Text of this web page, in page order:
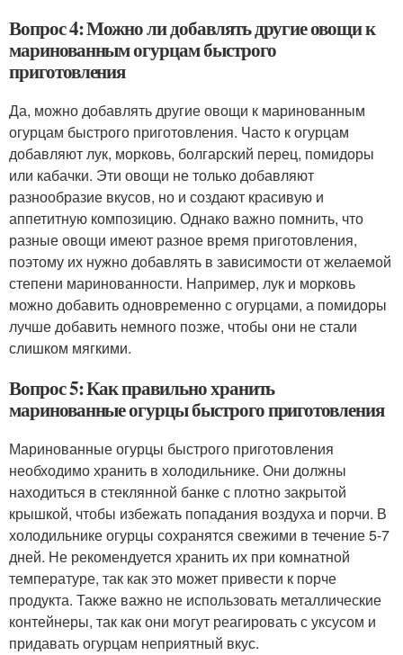
Вопрос 4: Можно ли добавлять другие овощи к
маринованным огурцам быстрого
приготовления
Да, можно добавлять другие овощи к маринованным
огурцам быстрого приготовления. Часто к огурцам
добавляют лук, морковь, болгарский перец, помидоры
или кабачки. Эти овощи не только добавляют
разнообразие вкусов, но и создают красивую и
аппетитную композицию. Однако важно помнить, что
разные овощи имеют разное время приготовления,
поэтому их нужно добавлять в зависимости от желаемой
степени маринованности. Например, лук и морковь
можно добавить одновременно с огурцами, а помидоры
лучше добавить немного позже, чтобы они не стали
слишком мягкими.
Вопрос 5: Как правильно хранить
маринованные огурцы быстрого приготовления
Маринованные огурцы быстрого приготовления
необходимо хранить в холодильнике. Они должны
находиться в стеклянной банке с плотно закрытой
крышкой, чтобы избежать попадания воздуха и порчи. В
холодильнике огурцы сохранятся свежими в течение 5-7
дней. Не рекомендуется хранить их при комнатной
температуре, так как это может привести к порче
продукта. Также важно не использовать металлические
контейнеры, так как они могут реагировать с уксусом и
придавать огурцам неприятный вкус.